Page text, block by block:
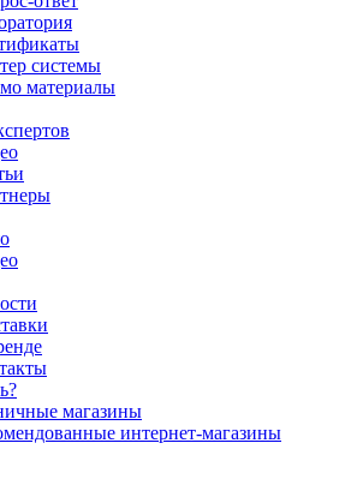
системы
материалы
магазины
интернет-магазины